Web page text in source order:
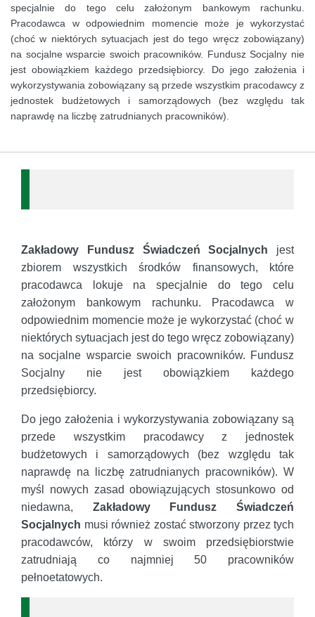
specjalnie do tego celu założonym bankowym rachunku.
Pracodawca w odpowiednim momencie może je wykorzystać
(choć w niektórych sytuacjach jest do tego wręcz zobowiązany)
na socjalne wsparcie swoich pracowników. Fundusz Socjalny nie
jest obowiązkiem każdego przedsiębiorcy. Do jego założenia i
wykorzystywania zobowiązany są przede wszystkim pracodawcy z
jednostek budżetowych i samorządowych (bez względu tak
naprawdę na liczbę zatrudnianych pracowników).
Zakładowy Fundusz Świadczeń Socjalnych jest
zbiorem wszystkich środków finansowych, które
pracodawca lokuje na specjalnie do tego celu
założonym bankowym rachunku. Pracodawca w
odpowiednim momencie może je wykorzystać (choć w
niektórych sytuacjach jest do tego wręcz zobowiązany)
na socjalne wsparcie swoich pracowników. Fundusz
Socjalny nie jest obowiązkiem każdego
przedsiębiorcy.
Do jego założenia i wykorzystywania zobowiązany są
przede wszystkim pracodawcy z jednostek
budżetowych i samorządowych (bez względu tak
naprawdę na liczbę zatrudnianych pracowników). W
myśl nowych zasad obowiązujących stosunkowo od
niedawna, Zakładowy Fundusz Świadczeń
Socjalnych musi również zostać stworzony przez tych
pracodawców, którzy w swoim przedsiębiorstwie
zatrudniają co najmniej 50 pracowników
pełnoetatowych.